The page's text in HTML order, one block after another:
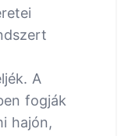
A
fogják
hajón,